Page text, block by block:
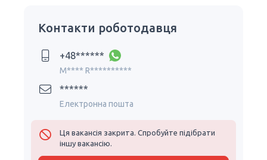
Контакти роботодавця
+48******
M**** R**********
******
Електронна пошта
Ця вакансія закрита. Спробуйте підібрати
іншу вакансію.